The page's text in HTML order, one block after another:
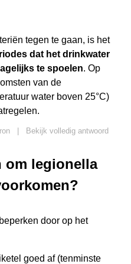
tegen te gaan, is het
dat het drinkwater
te spoelen. Op
van de
water boven 25°C)
Bekijk volledig antwoord
om legionella
door op het
goed af (tenminste